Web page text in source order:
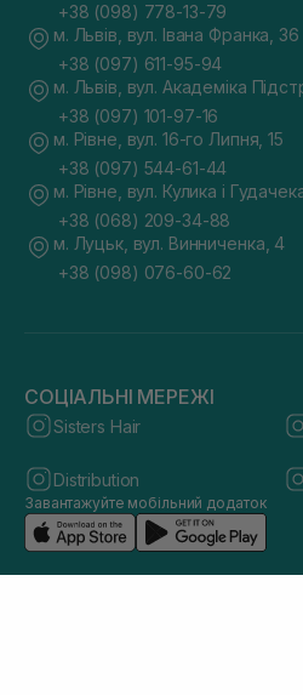
+38 (098) 778-13-79
м. Львів, вул. Івана Франка, 36
+38 (097) 611-95-94
м. Львів, вул. Академіка
+38 (097) 101-97-16
м. Рівне, вул. 16-го Липня, 15
+38 (097) 544-61-44
м. Рівне, вул. Кулика і
+38 (068) 209-34-88
м. Луцьк, вул. Винниченка, 4
+38 (098) 076-60-62
СОЦІАЛЬНІ МЕРЕЖІ
Sisters Hair
Distribution
Завантажуйте мобільний додаток